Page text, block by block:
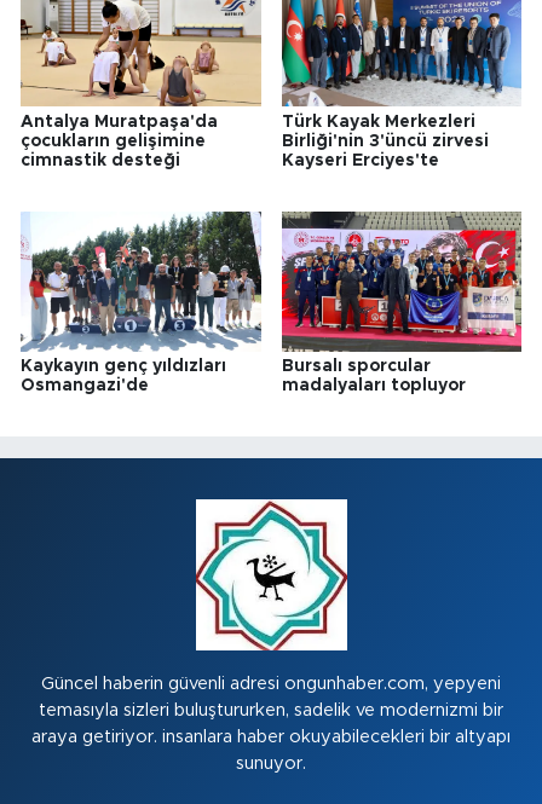
Antalya Muratpaşa'da
çocukların gelişimine
cimnastik desteği
Türk Kayak Merkezleri
Birliği'nin 3'üncü zirvesi
Kayseri Erciyes'te
Kaykayın genç yıldızları
Osmangazi'de
Bursalı sporcular
madalyaları topluyor
Güncel haberin güvenli adresi ongunhaber.com, yepyeni
temasıyla sizleri buluştururken, sadelik ve modernizmi bir
araya getiriyor. insanlara haber okuyabilecekleri bir altyapı
sunuyor.